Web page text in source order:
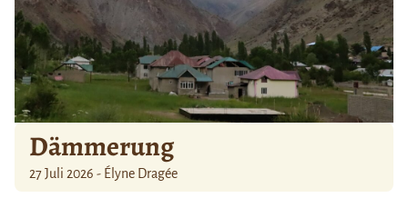
Dämmerung
27 Juli 2026 - Élyne Dragée